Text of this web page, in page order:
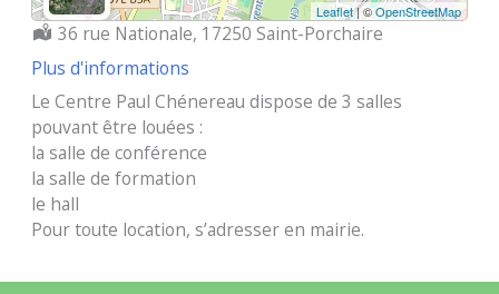
Leaflet| ©OpenStreetMap
Localisation :
36 rue Nationale, 17250 Saint-Porchaire
Plus d'informations
Le Centre Paul Chénereau dispose de 3 salles
pouvant être louées :
la salle de conférence
la salle de formation
le hall
Pour toute location, s’adresser en mairie.